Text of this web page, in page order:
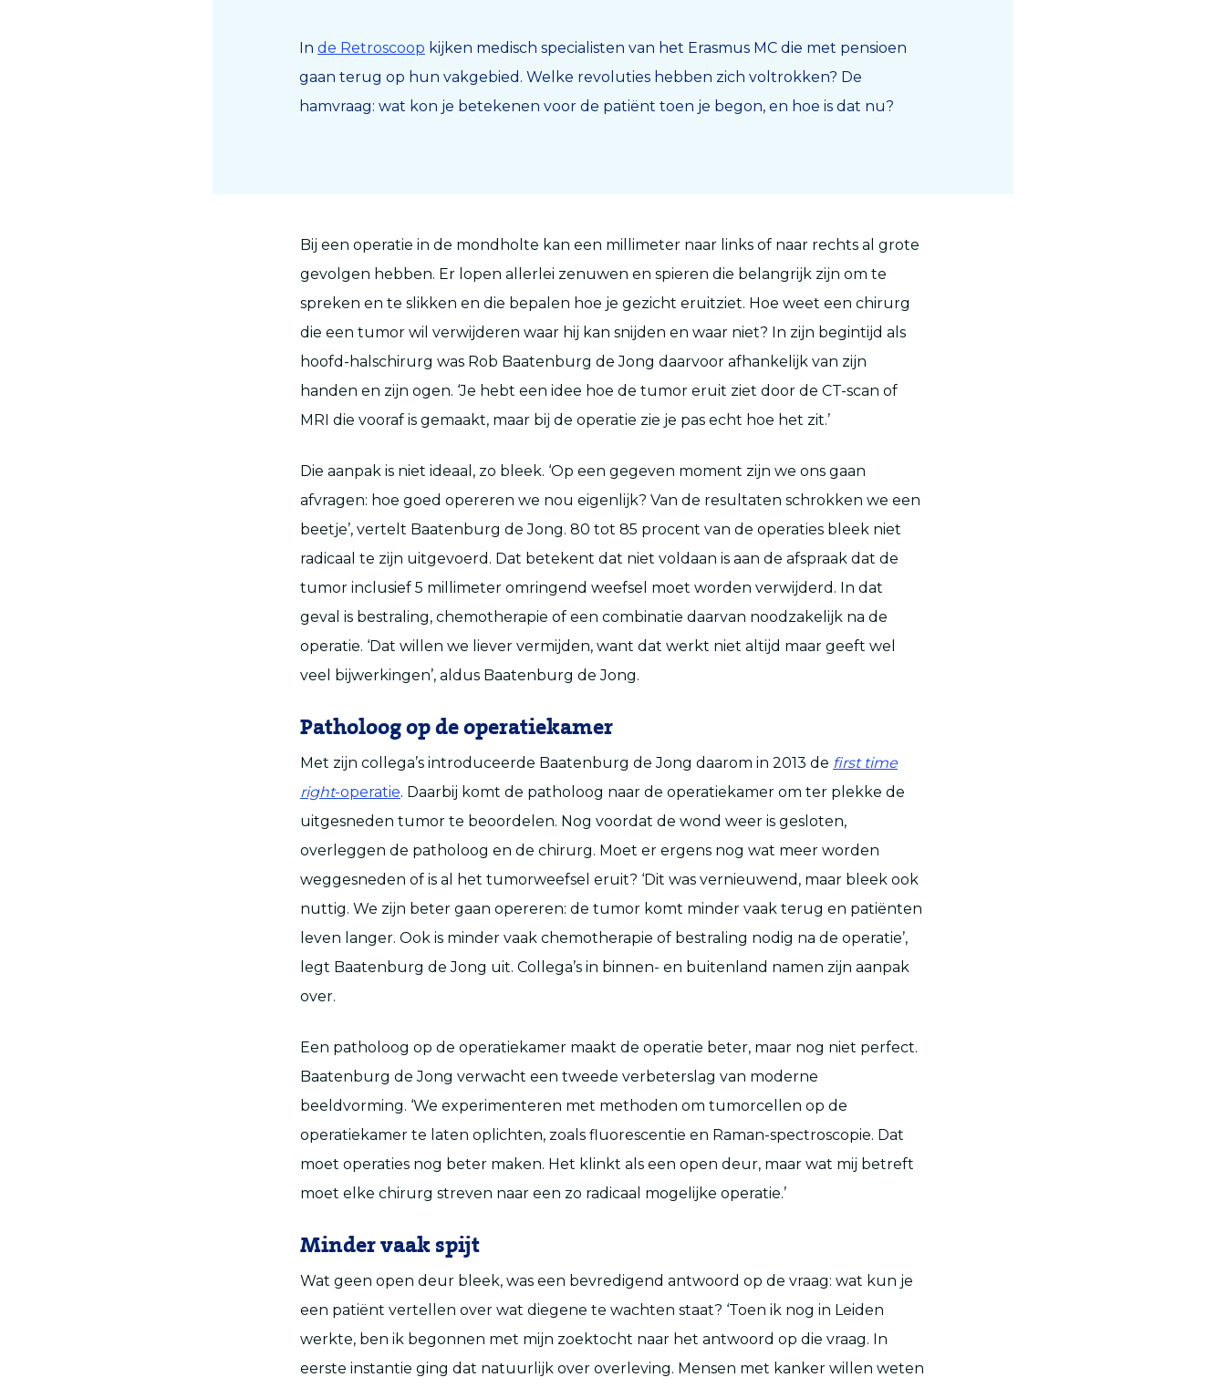
In de Retroscoop kijken medisch specialisten van het Erasmus MC die met pensioen
gaan terug op hun vakgebied. Welke revoluties hebben zich voltrokken? De
hamvraag: wat kon je betekenen voor de patiënt toen je begon, en hoe is dat nu?
Bij een operatie in de mondholte kan een millimeter naar links of naar rechts al grote
gevolgen hebben. Er lopen allerlei zenuwen en spieren die belangrijk zijn om te
spreken en te slikken en die bepalen hoe je gezicht eruitziet. Hoe weet een chirurg
die een tumor wil verwijderen waar hij kan snijden en waar niet? In zijn begintijd als
hoofd-halschirurg was Rob Baatenburg de Jong daarvoor afhankelijk van zijn
handen en zijn ogen. ‘Je hebt een idee hoe de tumor eruit ziet door de CT-scan of
MRI die vooraf is gemaakt, maar bij de operatie zie je pas echt hoe het zit.’
Die aanpak is niet ideaal, zo bleek. ‘Op een gegeven moment zijn we ons gaan
afvragen: hoe goed opereren we nou eigenlijk? Van de resultaten schrokken we een
beetje’, vertelt Baatenburg de Jong. 80 tot 85 procent van de operaties bleek niet
radicaal te zijn uitgevoerd. Dat betekent dat niet voldaan is aan de afspraak dat de
tumor inclusief 5 millimeter omringend weefsel moet worden verwijderd. In dat
geval is bestraling, chemotherapie of een combinatie daarvan noodzakelijk na de
operatie. ‘Dat willen we liever vermijden, want dat werkt niet altijd maar geeft wel
veel bijwerkingen’, aldus Baatenburg de Jong.
Patholoog op de operatiekamer
Met zijn collega’s introduceerde Baatenburg de Jong daarom in 2013 de first time
right-operatie. Daarbij komt de patholoog naar de operatiekamer om ter plekke de
uitgesneden tumor te beoordelen. Nog voordat de wond weer is gesloten,
overleggen de patholoog en de chirurg. Moet er ergens nog wat meer worden
weggesneden of is al het tumorweefsel eruit? ‘Dit was vernieuwend, maar bleek ook
nuttig. We zijn beter gaan opereren: de tumor komt minder vaak terug en patiënten
leven langer. Ook is minder vaak chemotherapie of bestraling nodig na de operatie’,
legt Baatenburg de Jong uit. Collega’s in binnen- en buitenland namen zijn aanpak
over.
Een patholoog op de operatiekamer maakt de operatie beter, maar nog niet perfect.
Baatenburg de Jong verwacht een tweede verbeterslag van moderne
beeldvorming. ‘We experimenteren met methoden om tumorcellen op de
operatiekamer te laten oplichten, zoals fluorescentie en Raman-spectroscopie. Dat
moet operaties nog beter maken. Het klinkt als een open deur, maar wat mij betreft
moet elke chirurg streven naar een zo radicaal mogelijke operatie.’
Minder vaak spijt
Wat geen open deur bleek, was een bevredigend antwoord op de vraag: wat kun je
een patiënt vertellen over wat diegene te wachten staat? ‘Toen ik nog in Leiden
werkte, ben ik begonnen met mijn zoektocht naar het antwoord op die vraag. In
eerste instantie ging dat natuurlijk over overleving. Mensen met kanker willen weten